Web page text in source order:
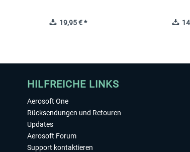
19,95 € *
HILFREICHE LINKS
Aerosoft One
Rücksendungen und Retouren
Updates
Aerosoft Forum
Support kontaktieren